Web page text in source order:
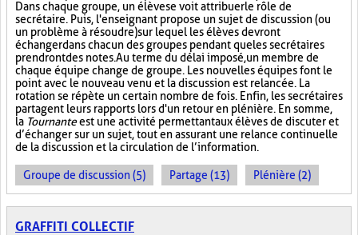
Dans chaque groupe, un élève se voit attribuer le rôle de
secrétaire. Puis, l'enseignant propose un sujet de discussion (ou
un problème à résoudre) sur lequel les élèves devront
échanger dans chacun des groupes pendant que les secrétaires
prendront des notes. Au terme du délai imposé, un membre de
chaque équipe change de groupe. Les nouvelles équipes font le
point avec le nouveau venu et la discussion est relancée. La
rotation se répète un certain nombre de fois. Enfin, les secrétaires
partagent leurs rapports lors d'un retour en plénière. En somme,
la Tournanteest une activité permettant aux élèves de discuter et
d’échanger sur un sujet, tout en assurant une relance continuelle
de la discussion et la circulation de l’information.
Groupe de discussion (5) Partage (13) Plénière (2)
GRAFFITI COLLECTIF